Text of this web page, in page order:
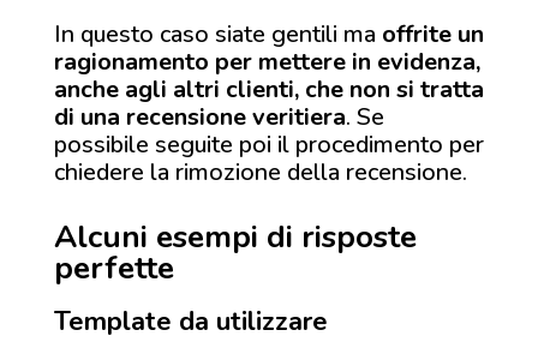
In questo caso siate gentili ma offrite un
ragionamento per mettere in evidenza,
anche agli altri clienti, che non si tratta
di una recensione veritiera. Se
possibile seguite poi il procedimento per
chiedere la rimozione della recensione.
Alcuni esempi di risposte
perfette
Template da utilizzare